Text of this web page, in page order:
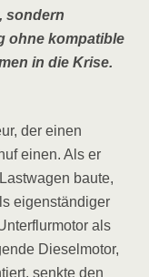
sondern
ohne kompatible
in die Krise.
der einen
einen. Als er
baute,
eigenständiger
als
Dieselmotor,
senkte den